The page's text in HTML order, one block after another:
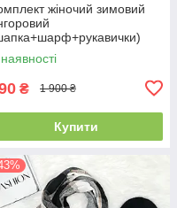
жіночий зимовий
57-59 см чорний
- 8064 - 4185
₴ 1 900 ₴
Купити